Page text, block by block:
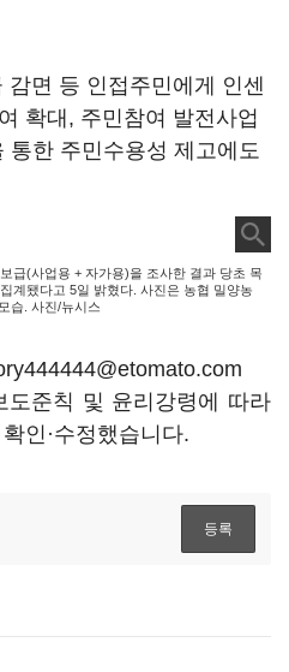
면 등 인접주민에게 인센
확대, 주민참여 발전사업
통한 주민수용성 제고에도
급(사업용 + 자가용)을 조사한 결과 당초 목
계됐다고 5일 밝혔다. 사진은 농협 밀양농
습. 사진/뉴시스
도준칙 및 윤리강령에 따라
인·수정했습니다.